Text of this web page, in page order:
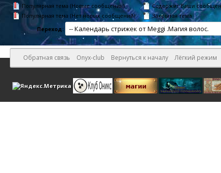
Популярная тема (Новые сообщения)
Популярная тема (Нет новых сообщений)
Содержит Ваши
Закрытая тема
Переход:
Обратная связь Onyx-club Вернуться к началу Лёгкий режим